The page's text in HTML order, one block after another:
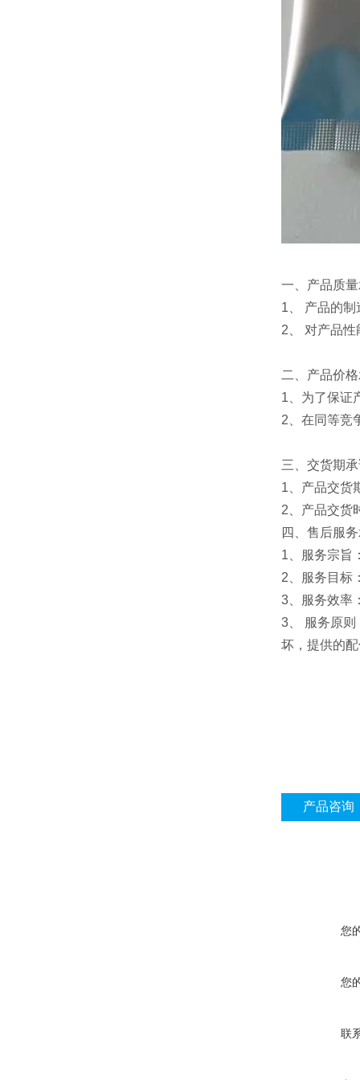
一、产品质
1、 产品的
2、 对产品
二、产品价
1、为了保证
2、在同等竞
三、交货期
1、产品交货
2、产品交货
四、售后服
1、服务宗旨
2、服务目标
3、服务效率
3、 服务原
坏，提供的
产品咨询
您
您
联